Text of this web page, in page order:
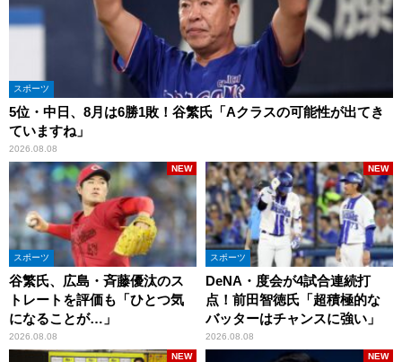
スポーツ
5位・中日、8月は6勝1敗！谷繁氏「Aクラスの可能性が出てき
ていますね」
2026.08.08
スポーツ
谷繁氏、広島・斉藤優汰のス
トレートを評価も「ひとつ気
になることが…」
2026.08.08
NEW
スポーツ
DeNA・度会が4試合連続打
点！前田智徳氏「超積極的な
バッターはチャンスに強い」
2026.08.08
NEW
NEW NEW